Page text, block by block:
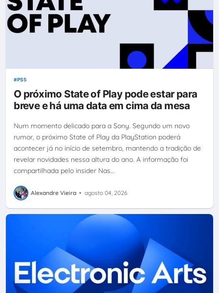
PS5
O próximo State of Play pode estar para
breve e há uma data em cima da mesa
Num momento delicado para a Sony. Segundo um novo
rumor, o próximo State of Play da PlayStation poderá
acontecer já no início de setembro, mantendo a tradição de
revelar novidades nessa altura do ano. A informação foi
compartilhada pelo insider Nas…
Alexandre Vieira • agosto 04, 2026